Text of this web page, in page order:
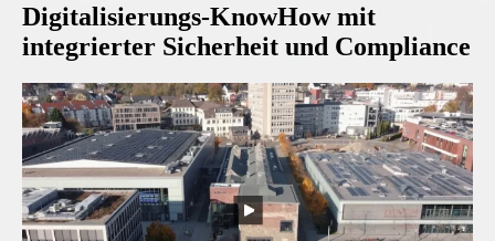
Digitalisierungs-KnowHow mit
integrierter Sicherheit und Compliance